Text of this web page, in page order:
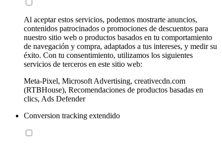
Al aceptar estos servicios, podemos mostrarte anuncios,
contenidos patrocinados o promociones de descuentos para
nuestro sitio web o productos basados en tu comportamiento
de navegación y compra, adaptados a tus intereses, y medir su
éxito. Con tu consentimiento, utilizamos los siguientes
servicios de terceros en este sitio web:
Meta-Pixel, Microsoft Advertising, creativecdn.com
(RTBHouse), Recomendaciones de productos basadas en
clics, Ads Defender
Conversion tracking extendido